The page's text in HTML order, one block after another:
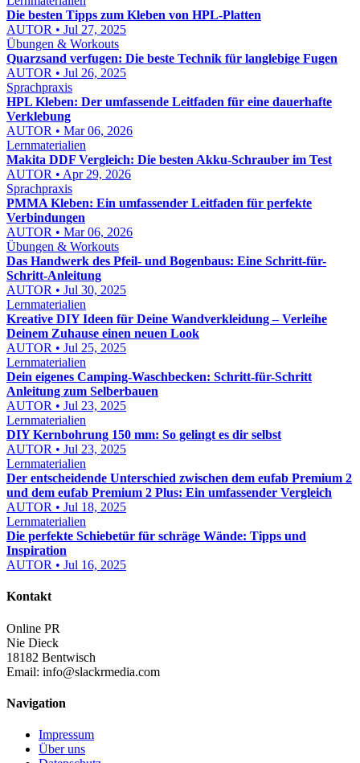
Die besten Tipps zum Kleben von HPL-Platten
AUTOR • Jul 27, 2025
Übungen & Workouts
Quarzsand verfugen: Die beste Technik für langlebige Fugen
AUTOR • Jul 26, 2025
Sprachpraxis
HPL Kleben: Der umfassende Leitfaden für eine dauerhafte
Verklebung
AUTOR • Mar 06, 2026
Lernmaterialien
Makita DDF Vergleich: Die besten Akku-Schrauber im Test
AUTOR • Apr 29, 2026
Sprachpraxis
PMMA Kleben: Ein umfassender Leitfaden für perfekte
Verbindungen
AUTOR • Mar 06, 2026
Übungen & Workouts
Das Handwerk des Pfeil- und Bogenbaus: Eine Schritt-für-
Schritt-Anleitung
AUTOR • Jul 30, 2025
Lernmaterialien
Kreative DIY Ideen für Deine Wandverkleidung – Verleihe
Deinem Zuhause einen neuen Look
AUTOR • Jul 25, 2025
Lernmaterialien
Dein eigenes Camping-Waschbecken: Schritt-für-Schritt
Anleitung zum Selberbauen
AUTOR • Jul 23, 2025
Lernmaterialien
DIY Kernbohrung 150 mm: So gelingt es dir selbst
AUTOR • Jul 23, 2025
Lernmaterialien
Der entscheidende Unterschied zwischen dem eufab Premium 2
und dem eufab Premium 2 Plus: Ein umfassender Vergleich
AUTOR • Jul 18, 2025
Lernmaterialien
Die perfekte Schiebetür für schräge Wände: Tipps und
Inspiration
AUTOR • Jul 16, 2025
Kontakt
Online PR
Nie Dieck
18182 Bentwisch
Email: info@slackrmedia.com
Navigation
Impressum
Über uns